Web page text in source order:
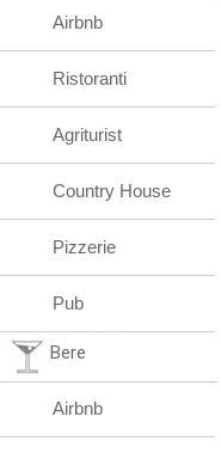
Airbnb
Ristoranti
Agriturist
Country House
Pizzerie
Pub
Bere
Airbnb